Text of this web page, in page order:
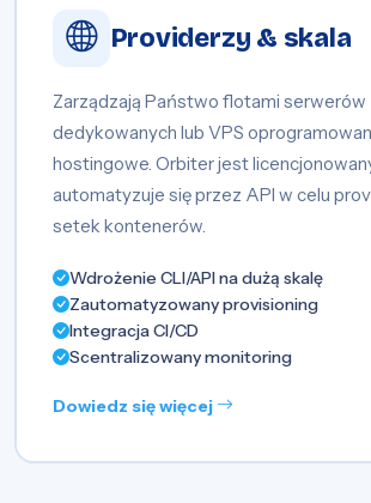
Providerzy & skala
Zarządzają Państwo flotami serwerów
dedykowanych lub VPS
hostingowe. Orbiter jest
automatyzuje się przez API w celu
setek kontenerów.
Wdrożenie CLI/API na dużą skalę
Zautomatyzowany provisioning
Integracja CI/CD
Scentralizowany monitoring
Dowiedz się więcej